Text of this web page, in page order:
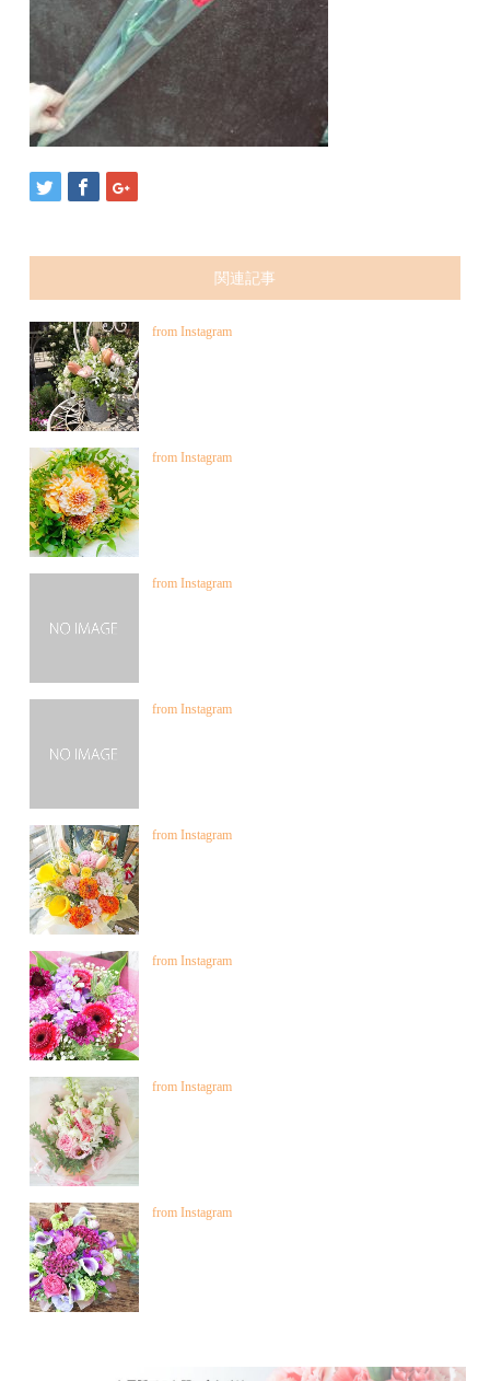
関連記事
from Instagram
from Instagram
from Instagram
from Instagram
from Instagram
from Instagram
from Instagram
from Instagram